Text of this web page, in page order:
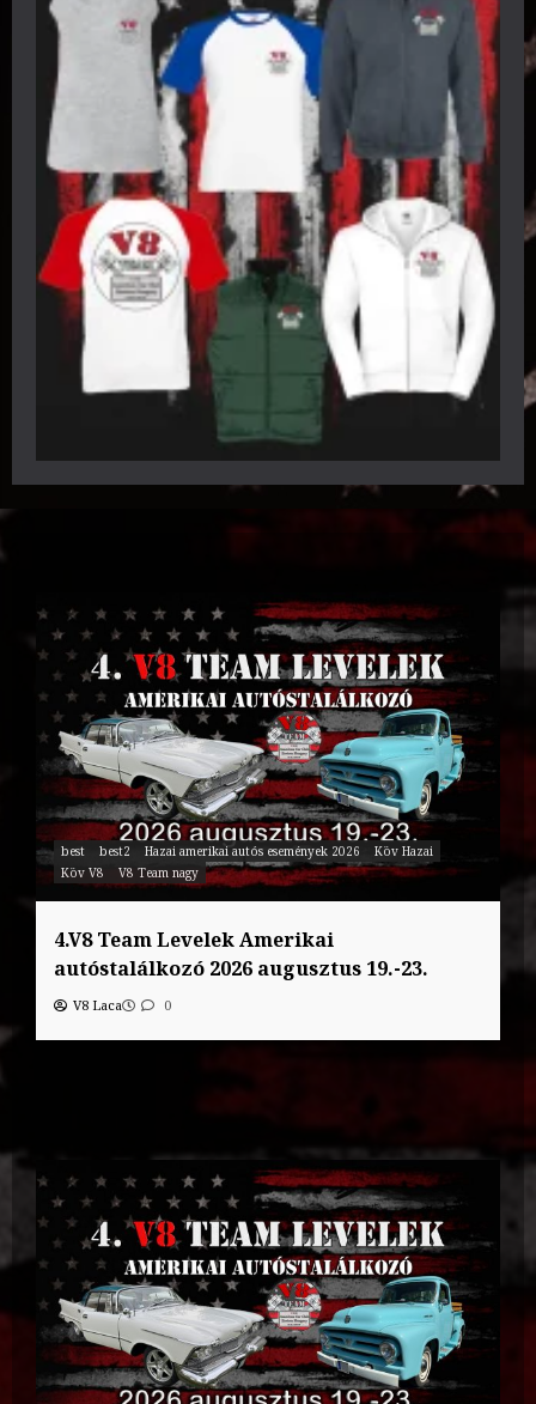
best best2 Hazai amerikai autós események 2026
Köv Hazai
Köv V8
V8 Team nagy
4.V8 Team Levelek Amerikai
autóstalálkozó 2026 augusztus 19.-23.
V8 Laca 0